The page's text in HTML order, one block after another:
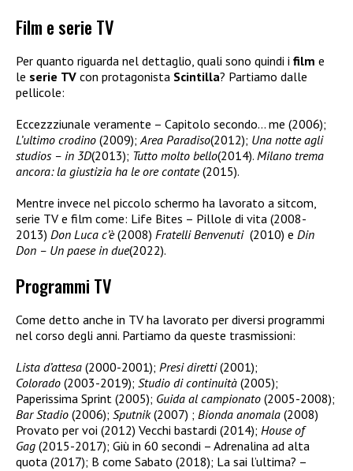
Film e serie TV
Per quanto riguarda nel dettaglio, quali sono quindi i film e
le serie TV con protagonista Scintilla? Partiamo dalle
pellicole:
Eccezzziunale veramente – Capitolo secondo… me (2006);
L’ultimo crodino (2009); Area Paradiso(2012); Una notte agli
studios – in 3D(2013); Tutto molto bello(2014). Milano trema
ancora: la giustizia ha le ore contate(2015).
Mentre invece nel piccolo schermo ha lavorato a sitcom,
serie TV e film come: Life Bites – Pillole di vita (2008-
2013) Don Luca c’è(2008) Fratelli Benvenuti(2010) e Din
Don – Un paese in due(2022).
Programmi TV
Come detto anche in TV ha lavorato per diversi programmi
nel corso degli anni. Partiamo da queste trasmissioni:
Lista d’attesa (2000-2001); Presi diretti(2001);
Colorado (2003-2019); Studio di continuità (2005);
Paperissima Sprint (2005); Guida al campionato (2005-2008);
Bar Stadio (2006); Sputnik(2007) ; Bionda anomala (2008)
Provato per voi (2012) Vecchi bastardi (2014); House of
Gag (2015-2017); Giù in 60 secondi – Adrenalina ad alta
quota (2017); B come Sabato (2018); La sai l’ultima? –